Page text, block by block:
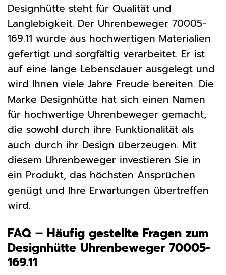
Designhütte steht für Qualität und
Langlebigkeit. Der Uhrenbeweger 70005-
169.11 wurde aus hochwertigen Materialien
gefertigt und sorgfältig verarbeitet. Er ist
auf eine lange Lebensdauer ausgelegt und
wird Ihnen viele Jahre Freude bereiten. Die
Marke Designhütte hat sich einen Namen
für hochwertige Uhrenbeweger gemacht,
die sowohl durch ihre Funktionalität als
auch durch ihr Design überzeugen. Mit
diesem Uhrenbeweger investieren Sie in
ein Produkt, das höchsten Ansprüchen
genügt und Ihre Erwartungen übertreffen
wird.
FAQ – Häufig gestellte Fragen zum
Designhütte Uhrenbeweger 70005-
169.11